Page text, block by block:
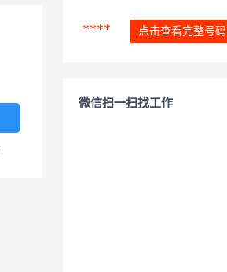
**** 点击查看完整号码
微信扫一扫找工作